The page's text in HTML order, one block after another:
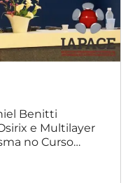
Benitti
e Multilayer
no Curso
os participantes